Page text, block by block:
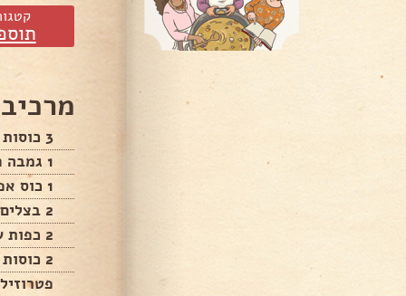
3 כוסות בורגול גס
1 גמבה חתוכה לרצועות
1 כוס אפונה עם גזר סנפרוסט
2 בצלים סגולים חתוכים לרצועות
2 כפות שמן זית
2 כוסות וחצי מים רתוחים